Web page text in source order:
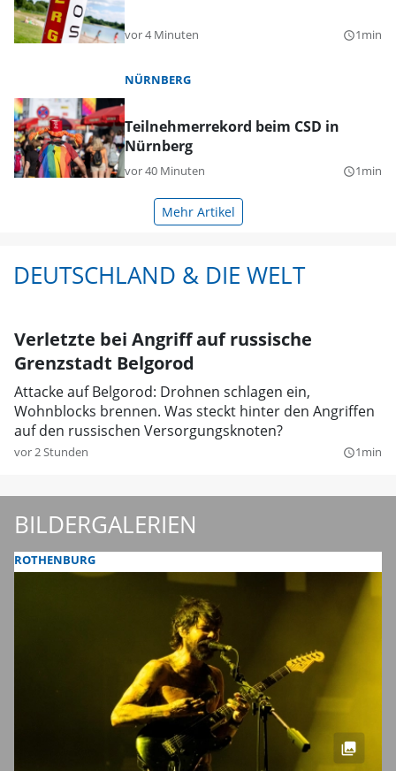
vor 4 Minuten query_builder1min
NÜRNBERG
Teilnehmerrekord beim CSD in
Nürnberg
vor 40 Minuten query_builder1min
Mehr Artikel
DEUTSCHLAND & DIE WELT
Verletzte bei Angriff auf russische
Grenzstadt Belgorod
Attacke auf Belgorod: Drohnen schlagen ein,
Wohnblocks brennen. Was steckt hinter den Angriffen
auf den russischen Versorgungsknoten?
vor 2 Stunden query_builder1min
BILDERGALERIEN
ROTHENBURG